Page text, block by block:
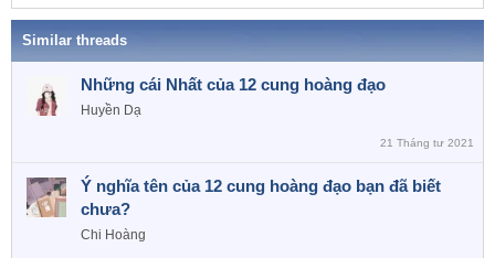
Similar threads
Những cái Nhất của 12 cung hoàng đạo
Huyền Dạ
21 Tháng tư 2021
Ý nghĩa tên của 12 cung hoàng đạo bạn đã biết
chưa?
Chi Hoàng